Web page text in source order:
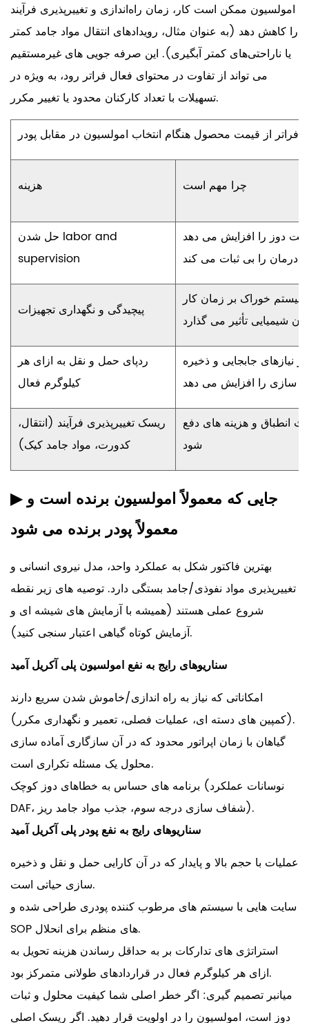
امولسیون ممکن است کار، زمان راه‌اندازی و تغییرپذیری فرآیند
را کاهش دهد (به عنوان مثال، رویدادهای انتقال مواد جامد کمتر
یا ناراحتی‌های کمتر آبگیری). این صرفه جویی های غیرمستقیم
می تواند از تفاوت در محتوای فعال فراتر رود، به ویژه در
تسهیلات با تعداد کارکنان محدود یا تغییر مکرر.
از قیمت محصول هنگام انتخاب امولسیون در مقابل پودر
هزینه چرا مهم است
حل شدن labor and
supervision
دوز را افزایش می دهد
و درمان را بی ثبات می کند
پیچیدگی و نگهداری تجهیزات
سیستم خوراک بر زمان کار
شیمیایی تأثیر می گذارد
ردپای حمل و نقل به ازای هر
کیلوگرم فعال
نیازهای جابجایی و ذخیره
سازی را افزایش می دهد
ریسک تغییرپذیری فرآیند (انتقال،
کدورت، مواد جامد کیک)
انطباق و هزینه های دفع
شود
▶جایی که معمولاً امولسیون برنده است و
معمولاً پودر برنده می شود
بهترین فاکتور شکل به عملکرد واحد، مدل نیروی انسانی و
تغییرپذیری مواد نفوذی/جامد بستگی دارد. توصیه های زیر نقطه
شروع عملی هستند (همیشه با آزمایش های شیشه ای و
آزمایش کوتاه گیاهی اعتبار سنجی کنید).
سناریوهای رایج به نفع امولسیون پلی آکریل آمید
امکاناتی که نیاز به راه اندازی/خاموش شدن سریع دارند
(کمپین های دسته ای، عملیات فصلی، تعمیر و نگهداری مکرر).
گیاهان با زمان اپراتور محدود که در آن سازگاری آماده سازی
محلول یک مسئله تکراری است.
برنامه های حساس به خطاهای دوز کوچک (نوسانات عملکرد
DAF، شفاف سازی درجه سوم، جذب مواد جامد ریز).
سناریوهای رایج به نفع پودر پلی آکریل آمید
عملیات با حجم بالا و پایدار که در آن کارایی حمل و نقل و ذخیره
سازی حیاتی است.
سایت هایی با سیستم های مرطوب کننده پودری طراحی شده و
SOP های منظم برای انحلال.
استراتژی های تدارکات بر به حداقل رساندن هزینه تحویل به
ازای هر کیلوگرم فعال در قراردادهای طولانی متمرکز بود.
میانبر تصمیم گیری: اگر خطر اصلی شما کیفیت محلول و ثبات
دوز است، امولسیون را در اولویت قرار دهید. اگر ریسک اصلی